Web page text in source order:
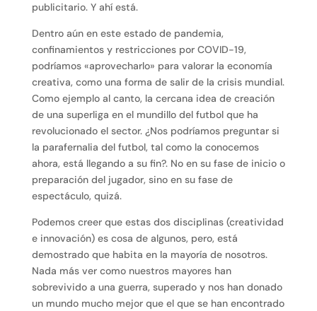
publicitario. Y ahí está.
Dentro aún en este estado de pandemia,
confinamientos y restricciones por COVID-19,
podríamos «aprovecharlo» para valorar la economía
creativa, como una forma de salir de la crisis mundial.
Como ejemplo al canto, la cercana idea de creación
de una superliga en el mundillo del futbol que ha
revolucionado el sector. ¿Nos podríamos preguntar si
la parafernalia del futbol, tal como la conocemos
ahora, está llegando a su fin?. No en su fase de inicio o
preparación del jugador, sino en su fase de
espectáculo, quizá.
Podemos creer que estas dos disciplinas (creatividad
e innovación) es cosa de algunos, pero, está
demostrado que habita en la mayoría de nosotros.
Nada más ver como nuestros mayores han
sobrevivido a una guerra, superado y nos han donado
un mundo mucho mejor que el que se han encontrado